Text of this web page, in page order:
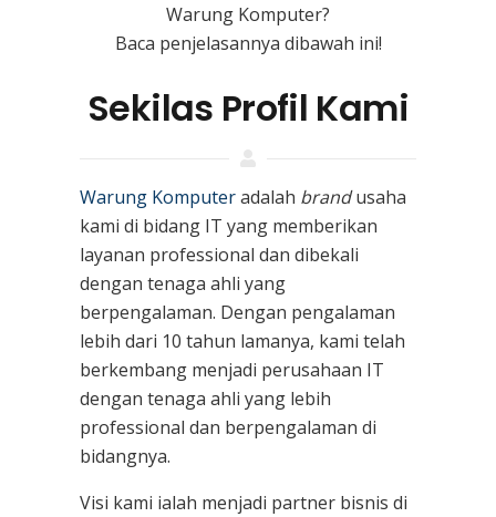
Warung Komputer?
Baca penjelasannya dibawah ini!
Sekilas Profil Kami
Warung Komputeradalah brandusaha
kami di bidang IT yang memberikan
layanan professional dan dibekali
dengan tenaga ahli yang
berpengalaman. Dengan pengalaman
lebih dari 10 tahun lamanya, kami telah
berkembang menjadi perusahaan IT
dengan tenaga ahli yang lebih
professional dan berpengalaman di
bidangnya.
Visi kami ialah menjadi partner bisnis di